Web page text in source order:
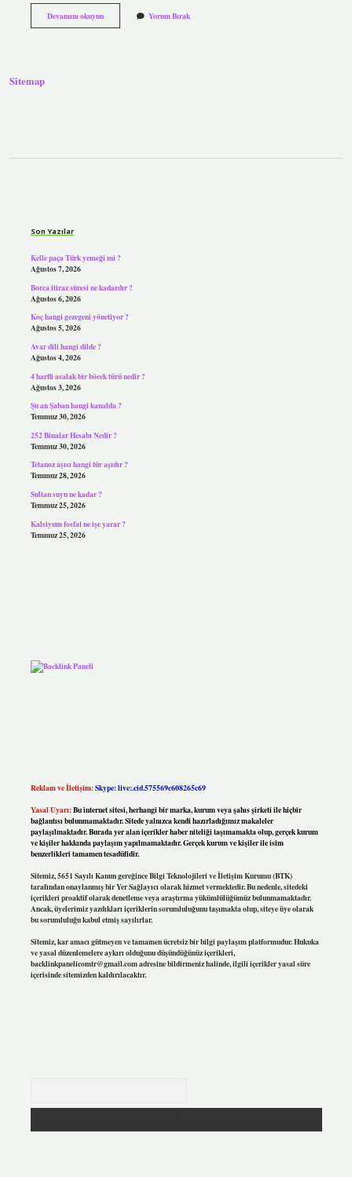
Devamını okuyunDekan
Ve
Yorum Bırak
Sitemap
Son Yazılar
Kelle paça Türk yemeği mi ?
Ağustos 7, 2026
Borca itiraz süresi ne kadardır ?
Ağustos 6, 2026
Koç hangi gezegeni yönetiyor ?
Ağustos 5, 2026
Avar dili hangi dilde ?
Ağustos 4, 2026
4 harfli asalak bir böcek türü nedir ?
Ağustos 3, 2026
Şu an Şaban hangi kanalda ?
Temmuz 30, 2026
252 Binalar Hesabı Nedir ?
Temmuz 30, 2026
Tetanoz aşısı hangi tür aşıdır ?
Temmuz 28, 2026
Sultan suyu ne kadar ?
Temmuz 25, 2026
Kalsiyum fosfat ne işe yarar ?
Temmuz 25, 2026
Reklam ve İletişim:Skype: live:.cid.575569c608265c69
Yasal Uyarı:Bu internet sitesi, herhangi bir marka, kurum veya şahıs şirketi ile hiçbir
bağlantısı bulunmamaktadır. Sitede yalnızca kendi hazırladığımız makaleler
paylaşılmaktadır. Burada yer alan içerikler haber niteliği taşımamakta olup, gerçek kurum
ve kişiler hakkında paylaşım yapılmamaktadır. Gerçek kurum ve kişiler ile isim
benzerlikleri tamamen tesadüfidir.
Sitemiz, 5651 Sayılı Kanun gereğince Bilgi Teknolojileri ve İletişim Kurumu (BTK)
tarafından onaylanmış bir Yer Sağlayıcı olarak hizmet vermektedir. Bu nedenle, sitedeki
içerikleri proaktif olarak denetleme veya araştırma yükümlülüğümüz bulunmamaktadır.
Ancak, üyelerimiz yazdıkları içeriklerin sorumluluğunu taşımakta olup, siteye üye olarak
bu sorumluluğu kabul etmiş sayılırlar.
Sitemiz, kar amacı gütmeyen ve tamamen ücretsiz bir bilgi paylaşım platformudur. Hukuka
ve yasal düzenlemelere aykırı olduğunu düşündüğünüz içerikleri,
backlinkpanelicomtr@gmail.comadresine bildirmeniz halinde, ilgili içerikler yasal süre
içerisinde sitemizden kaldırılacaktır.